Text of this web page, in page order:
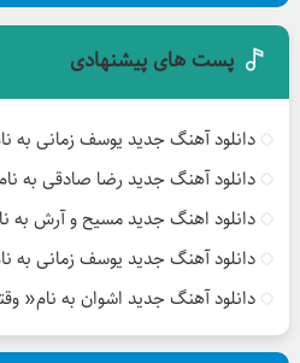
پست های پیشنهادی
دانلود آهنگ جدید یوسف زمانی به
دانلود آهنگ جدید رضا صادقی به
دانلود اهنگ جدید مسیح و آرش به
دانلود آهنگ جدید یوسف زمانی به
دانلود آهنگ جدید اشوان به نام«